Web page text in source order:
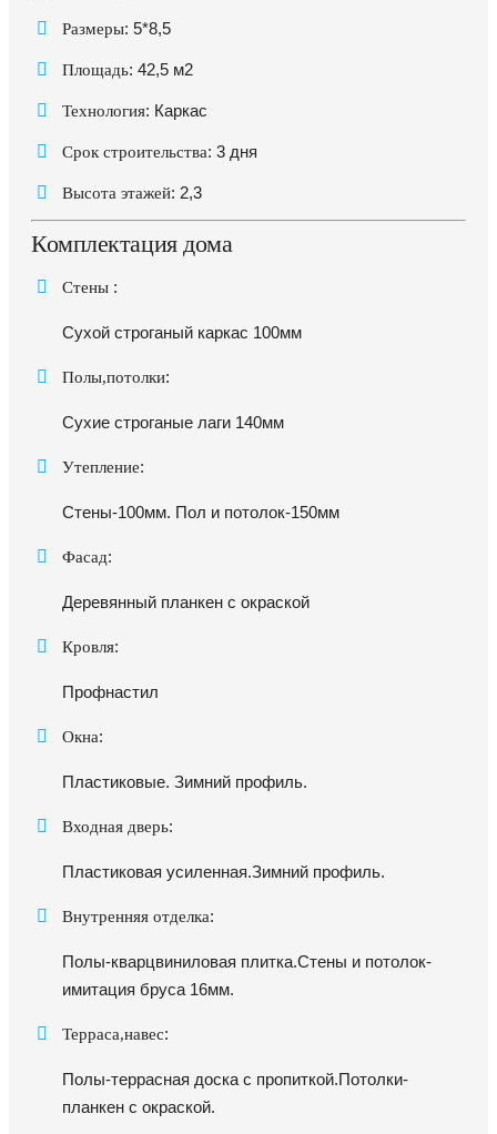
Размеры: 5*8,5
Площадь: 42,5 м2
Технология: Каркас
Срок строительства: 3 дня
Высота этажей: 2,3
Комплектация дома
Стены :
Сухой строганый каркас 100мм
Полы,потолки:
Сухие строганые лаги 140мм
Утепление:
Стены-100мм. Пол и потолок-150мм
Фасад:
Деревянный планкен с окраской
Кровля:
Профнастил
Окна:
Пластиковые. Зимний профиль.
Входная дверь:
Пластиковая усиленная.Зимний профиль.
Внутренняя отделка:
Полы-кварцвиниловая плитка.Стены и потолок-
имитация бруса 16мм.
Терраса,навес:
Полы-террасная доска с пропиткой.Потолки-
планкен с окраской.